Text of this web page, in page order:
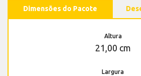
Dimensões do Pacote
Altura
21,00 cm
Largura